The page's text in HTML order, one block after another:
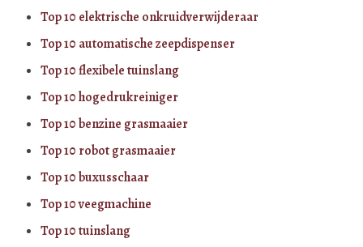
Top 10 elektrische onkruidverwijderaar
Top 10 automatische zeepdispenser
Top 10 flexibele tuinslang
Top 10 hogedrukreiniger
Top 10 benzine grasmaaier
Top 10 robot grasmaaier
Top 10 buxusschaar
Top 10 veegmachine
Top 10 tuinslang